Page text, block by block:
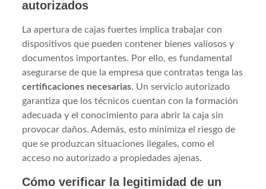
autorizados
La apertura de cajas fuertes implica trabajar con
dispositivos que pueden contener bienes valiosos y
documentos importantes. Por ello, es fundamental
asegurarse de que la empresa que contratas tenga las
certificaciones necesarias. Un servicio autorizado
garantiza que los técnicos cuentan con la formación
adecuada y el conocimiento para abrir la caja sin
provocar daños. Además, esto minimiza el riesgo de
que se produzcan situaciones ilegales, como el
acceso no autorizado a propiedades ajenas.
Cómo verificar la legitimidad de un